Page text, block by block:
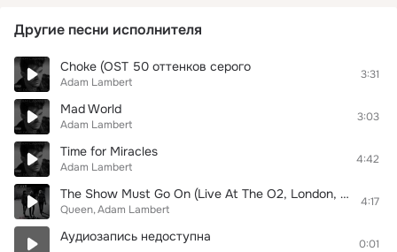
Другие песни исполнителя
Choke (OST 50 оттенков серого
Adam Lambert
3:31
Mad World
Adam Lambert
3:03
Time for Miracles
Adam Lambert
4:42
The Show Must Go On (Live At The O2, London, UK, 04/07/2018)
Queen Adam Lambert
4:17
Аудиозапись недоступна 0:01